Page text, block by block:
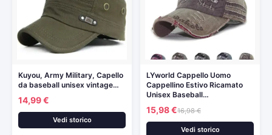
Kuyou, Army Military, Capello
da baseball unisex vintage…
14,99 €
Vedi storico
LYworld Cappello Uomo
Cappellino Estivo Ricamato
Unisex Baseball…
15,98 €16,98 €
Vedi storico